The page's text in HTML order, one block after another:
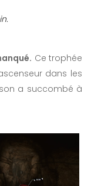
Ce trophée
dans les
a succombé à